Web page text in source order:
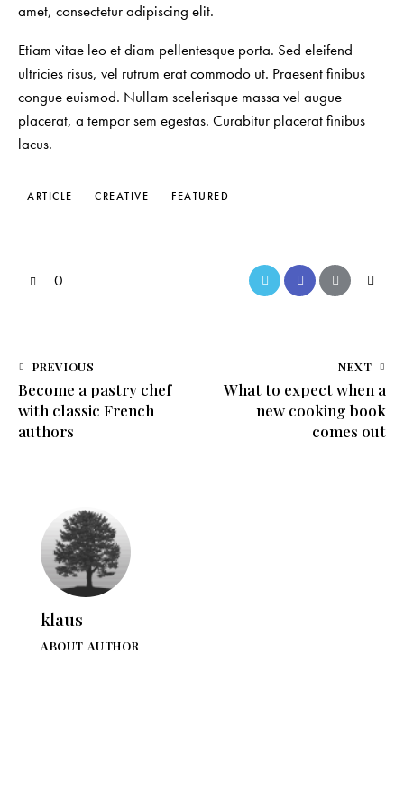
amet, consectetur adipiscing elit.
Etiam vitae leo et diam pellentesque porta. Sed eleifend
ultricies risus, vel rutrum erat commodo ut. Praesent finibus
congue euismod. Nullam scelerisque massa vel augue
placerat, a tempor sem egestas. Curabitur placerat finibus
lacus.
ARTICLE CREATIVE FEATURED
0
PREVIOUS
Become a pastry chef
with classic French
authors
NEXT
What to expect when a
new cooking book
comes out
klaus
ABOUT AUTHOR